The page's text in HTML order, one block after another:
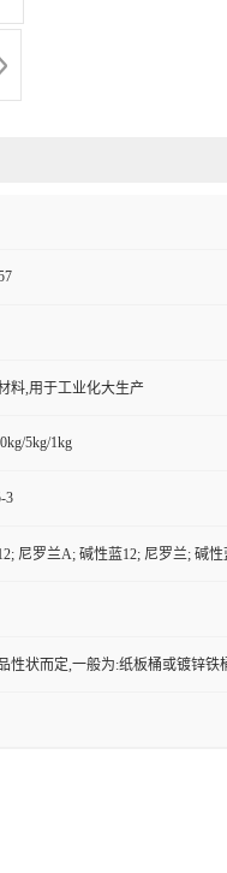
料,用于工业化大生产
5kg/1kg
3
尼罗兰A; 碱性蓝12; 尼罗兰; 碱
性状而定,一般为:纸板桶或镀锌铁